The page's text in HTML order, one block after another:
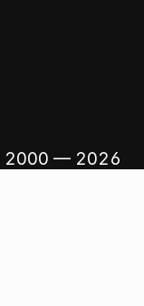
2000 — 2026